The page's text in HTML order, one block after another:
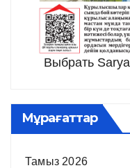
Выбрать
Мұрағаттар
Тамыз 2026